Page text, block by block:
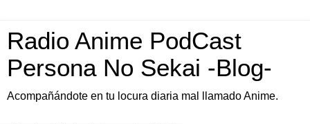
Radio Anime PodCast
Persona No Sekai -Blog-
Acompañándote en tu locura diaria mal llamado Anime.